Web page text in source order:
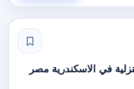
في الاسكندرية مصر